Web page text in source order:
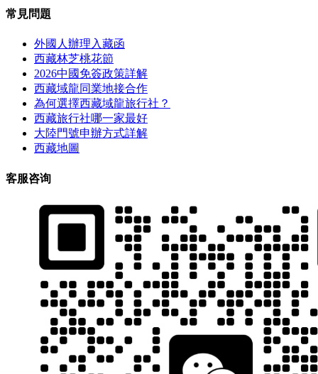
常見問題
外國人辦理入藏函
西藏林芝桃花節
2026中國免簽政策詳解
西藏域龍同業地接合作
為何選擇西藏域龍旅行社？
西藏旅行社哪一家最好
大陸門號申辦方式詳解
西藏地圖
客服咨询